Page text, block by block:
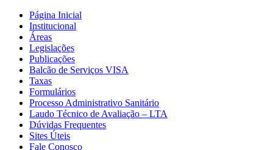
Página Inicial
Institucional
Áreas
Legislações
Publicações
Balcão de Serviços VISA
Taxas
Formulários
Processo Administrativo Sanitário
Laudo Técnico de Avaliação – LTA
Dúvidas Frequentes
Sites Úteis
Fale Conosco